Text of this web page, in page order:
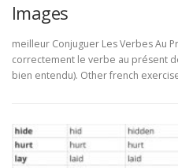
Images
meilleur Conjuguer Les Verbes Au
correctement le verbe au présent
bien entendu). Other french